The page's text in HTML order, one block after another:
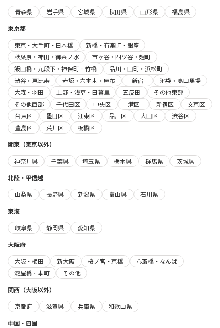
青森県
岩手県 宮城県 秋田県 山形県
福島県
東京都
東京・大手町・日本橋
新橋・有楽町・銀座
秋葉原・神田・御茶ノ水
市ヶ谷・四ツ谷・麹町
飯田橋・九段下・神保町・竹橋
品川・田町・浜松町
渋谷・恵比寿
赤坂・六本木・麻布 新宿
池袋・高田馬場
大森・羽田
上野・浅草・日暮里 五反田
その他東部
その他西部
千代田区 中央区 港区 新宿区
文京区
台東区
墨田区 江東区 品川区 大田区
渋谷区
豊島区
荒川区
板橋区
関東（東京以外）
神奈川県
千葉県 埼玉県 栃木県 群馬県
茨城県
北陸・甲信越
山梨県
長野県 新潟県 富山県
石川県
東海
岐阜県
静岡県
愛知県
大阪府
大阪・梅田
新大阪 桜ノ宮・京橋
心斎橋・なんば
淀屋橋・本町
その他
関西（大阪以外）
京都府
滋賀県 兵庫県
和歌山県
中国・四国